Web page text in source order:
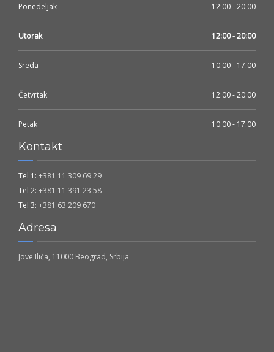
Ponedeljak 12:00 - 20:00
Utorak 12:00 - 20:00
Sreda 10:00 - 17:00
Četvrtak 12:00 - 20:00
Petak 10:00 - 17:00
Kontakt
Tel 1: +381 11 309 69 29
Tel 2: +381 11 391 23 58
Tel 3: +381 63 209 670
Adresa
Jove Ilića, 11000 Beograd, Srbija